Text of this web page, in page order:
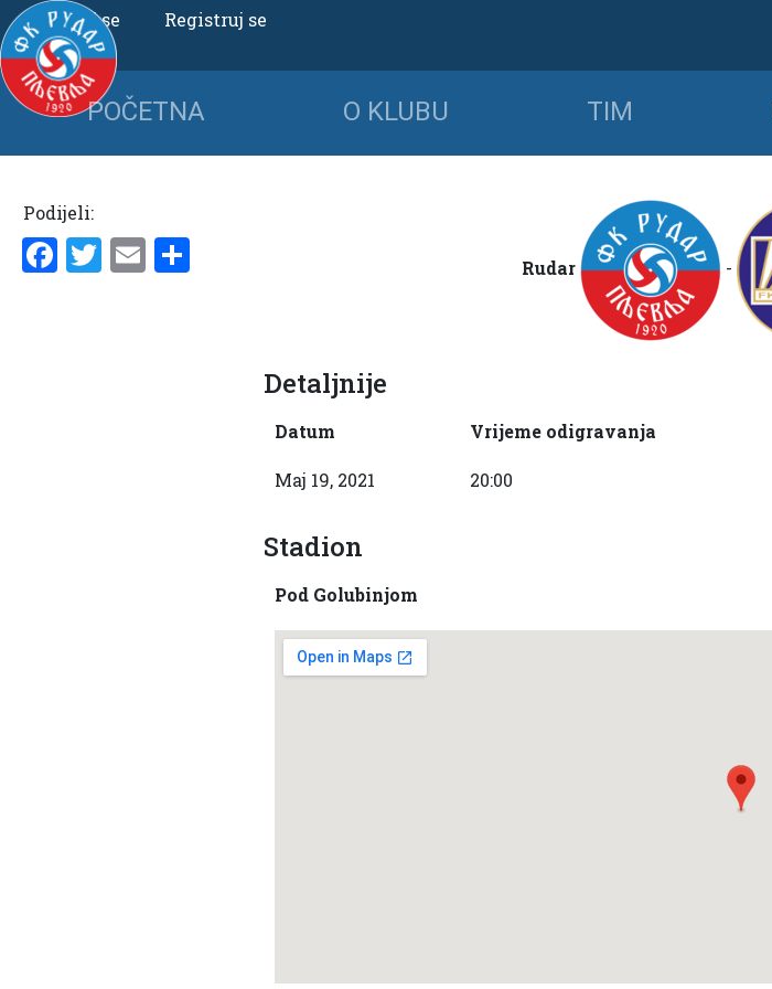
Uloguj se Registruj se
POČETNA O KLUBU TIM
Podijeli:
Facebook
Twitter
Email Rudar -
Detaljnije
Datum Vrijeme odigravanja
Maj 19, 2021 20:00
Stadion
Pod Golubinjom